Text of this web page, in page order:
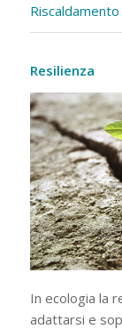
Resilienza
In ecologia la
adattarsi e